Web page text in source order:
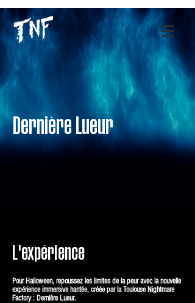
Dernière Lueur
L'expérience
Pour Halloween, repoussez les limites de la peur avec la nouvelle
expérience immersive hantée, créée par la Toulouse Nightmare
Factory : Dernière Lueur.